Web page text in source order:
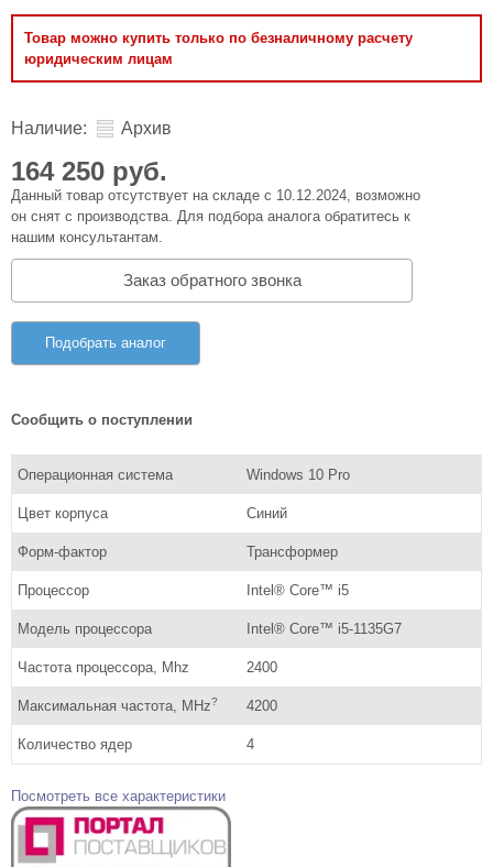
Товар можно купить только по безналичному расчету
юридическим лицам
Наличие: Архив
164 250 руб.
Данный товар отсутствует на складе с 10.12.2024, возможно
он снят с производства. Для подбора аналога обратитесь к
нашим консультантам.
Заказ обратного звонка
Подобрать аналог
Сообщить о поступлении
Операционная система Windows 10 Pro
Цвет корпуса Синий
Форм-фактор Трансформер
Процессор Intel® Core™ i5
Модель процессора Intel® Core™ i5-1135G7
Частота процессора, Mhz 2400
Максимальная частота, MHz? 4200
Количество ядер 4
Посмотреть все характеристики